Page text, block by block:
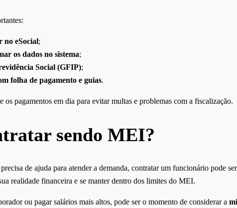
no eSocial;
os dados no sistema;
Social (GFIP);
folha de pagamento e guias.
os pagamentos em dia para evitar multas e problemas com a fiscalização.
sendo MEI?
de ajuda para atender a demanda, contratar um funcionário pode
realidade financeira e se manter dentro dos limites do MEI.
ou pagar salários mais altos, pode ser o momento de considerar a